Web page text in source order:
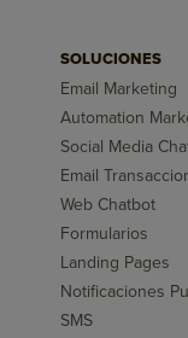
SOLUCIONES
Email Marketing
Automation
Social Media
Email
Web Chatbot
Formularios
Landing Pages
Notificaciones
SMS